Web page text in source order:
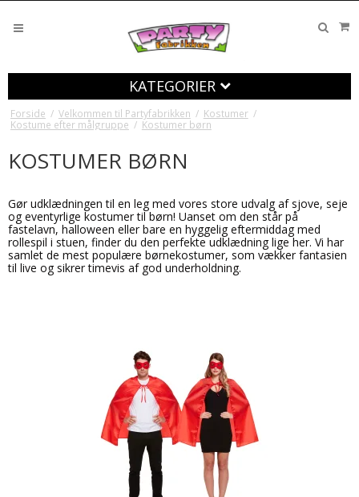
KATEGORIER
Forside / Velkommen til Partyfabrikken / Kostumer /
Kostume efter målgruppe / Kostumer børn
KOSTUMER BØRN
Gør udklædningen til en leg med vores store udvalg af sjove, seje
og eventyrlige kostumer til børn! Uanset om den står på
fastelavn, halloween eller bare en hyggelig eftermiddag med
rollespil i stuen, finder du den perfekte udklædning lige her. Vi har
samlet de mest populære børnekostumer, som vækker fantasien
til live og sikrer timevis af god underholdning.